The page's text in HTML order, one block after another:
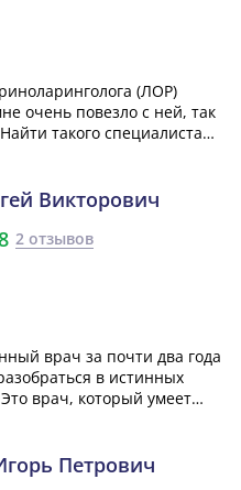
(ЛОР)
очень повезло с ней, так
такого специалиста
Викторович
2 отзывов
врач за почти два года
в истинных
врач, который умеет
Петрович